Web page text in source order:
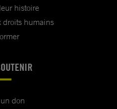
histoire
droits humains
don